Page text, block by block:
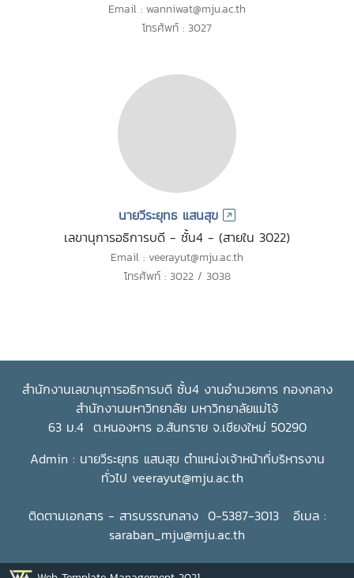
Email : wanniwat@mju.ac.th
โทรศัพท์ : 3027
นายวีระยุทธ แสนสุข
เลขานุการอธิการบดี - ชั้น4 - (สายใน 3022)
Email : veerayut@mju.ac.th
โทรศัพท์ : 3022 / 3038
สำนักงานเลขานุการอธิการบดี ชั้น4 งานอำนวยการ กองกลาง
สำนักงานมหาวิทยาลัย มหาวิทยาลัยแม่โจ้
63 ม.4 ต.หนองหาร อ.สันทราย จ.เชียงใหม่ 50290
Admin : นายวีระยุทธ แสนสุข ตำแหน่งเจ้าหน้าที่บริหารงาน
ทั่วไป veerayut@mju.ac.th
ติดตามเอกสาร - สารบรรณกลาง 0-5387-3013 อีเมล :
saraban_mju@mju.ac.th